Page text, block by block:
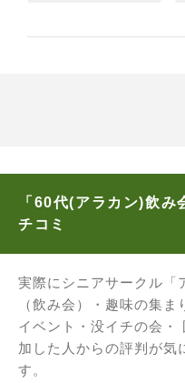
「60代(アラカン)飲み
チコミ
実際にシニアサークル「
（飲み会）・趣味の集
イベント・没イチの会・
加した人からの評判が気
す。